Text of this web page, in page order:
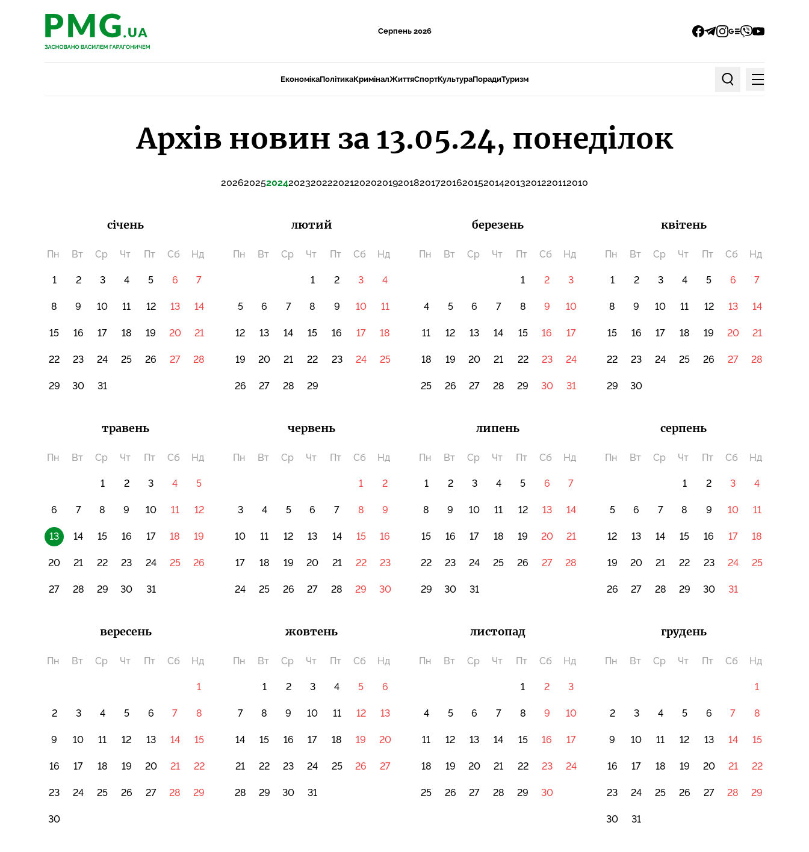
PMG.ua
Серпень 2026
facebook
telegram
instagram
google_news
viberyoutube
PMG.ua
ЕкономікаПолітикаКриміналЖиттяСпортКультураПорадиТуризм
Пошук по статтях
Меню
Архів новин за 13.05.24, понеділок
20262025202420232022202120202019201820172016201520142013201220112010
січень
Пн Вт Ср Чт Пт Сб Нд
1 2 3 4 5 6 7
8 9 10 11 12 13 14
15 16 17 18 19 20 21
22 23 24 25 26 27 28
29 30 31
лютий
Пн Вт Ср Чт Пт Сб Нд
1 2 3 4
5 6 7 8 9 10 11
12 13 14 15 16 17 18
19 20 21 22 23 24 25
26 27 28 29
березень
Пн Вт Ср Чт Пт Сб Нд
1 2 3
4 5 6 7 8 9 10
11 12 13 14 15 16 17
18 19 20 21 22 23 24
25 26 27 28 29 30 31
квітень
Пн Вт Ср Чт Пт Сб Нд
1 2 3 4 5 6 7
8 9 10 11 12 13 14
15 16 17 18 19 20 21
22 23 24 25 26 27 28
29 30
травень
Пн Вт Ср Чт Пт Сб Нд
1 2 3 4 5
6 7 8 9 10 11 12
13 14 15 16 17 18 19
20 21 22 23 24 25 26
27 28 29 30 31
червень
Пн Вт Ср Чт Пт Сб Нд
1 2
3 4 5 6 7 8 9
10 11 12 13 14 15 16
17 18 19 20 21 22 23
24 25 26 27 28 29 30
липень
Пн Вт Ср Чт Пт Сб Нд
1 2 3 4 5 6 7
8 9 10 11 12 13 14
15 16 17 18 19 20 21
22 23 24 25 26 27 28
29 30 31
серпень
Пн Вт Ср Чт Пт Сб Нд
1 2 3 4
5 6 7 8 9 10 11
12 13 14 15 16 17 18
19 20 21 22 23 24 25
26 27 28 29 30 31
вересень
Пн Вт Ср Чт Пт Сб Нд
1
2 3 4 5 6 7 8
9 10 11 12 13 14 15
16 17 18 19 20 21 22
23 24 25 26 27 28 29
30
жовтень
Пн Вт Ср Чт Пт Сб Нд
1 2 3 4 5 6
7 8 9 10 11 12 13
14 15 16 17 18 19 20
21 22 23 24 25 26 27
28 29 30 31
листопад
Пн Вт Ср Чт Пт Сб Нд
1 2 3
4 5 6 7 8 9 10
11 12 13 14 15 16 17
18 19 20 21 22 23 24
25 26 27 28 29 30
грудень
Пн Вт Ср Чт Пт Сб Нд
1
2 3 4 5 6 7 8
9 10 11 12 13 14 15
16 17 18 19 20 21 22
23 24 25 26 27 28 29
30 31